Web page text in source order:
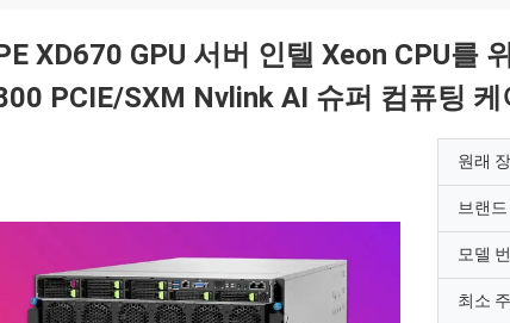
XD670 GPU 서버 인텔 Xeon CPU를
PCIE/SXM Nvlink AI 슈퍼 컴퓨팅 케
원래
브랜
모델
최소